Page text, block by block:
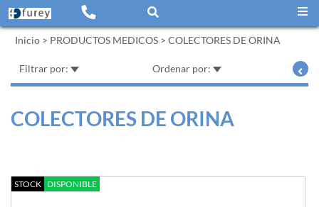
Inicio > PRODUCTOS MEDICOS > COLECTORES DE ORINA
Filtrar por: Ordenar por:
COLECTORES DE ORINA
STOCK DISPONIBLE